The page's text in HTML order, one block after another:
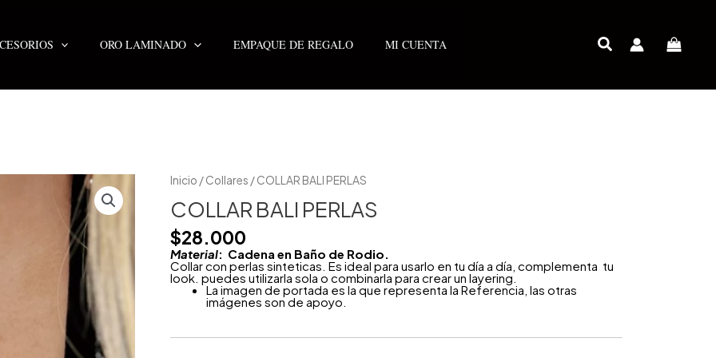
ORO LAMINADO EMPAQUE DE REGALO MI CUENTA
Inicio /Collares / COLLAR BALI PERLAS
COLLAR BALI PERLAS
$28.000
Material: Cadena en Baño de Rodio.
Collar con perlas sinteticas. Es ideal para usarlo en tu día a día, complementa tu
look. puedes utilizarla sola o combinarla para crear un layering.
La imagen de portada es la que representa la Referencia, las otras
imágenes son de apoyo.
COLLAR
PERLAS
cantidad